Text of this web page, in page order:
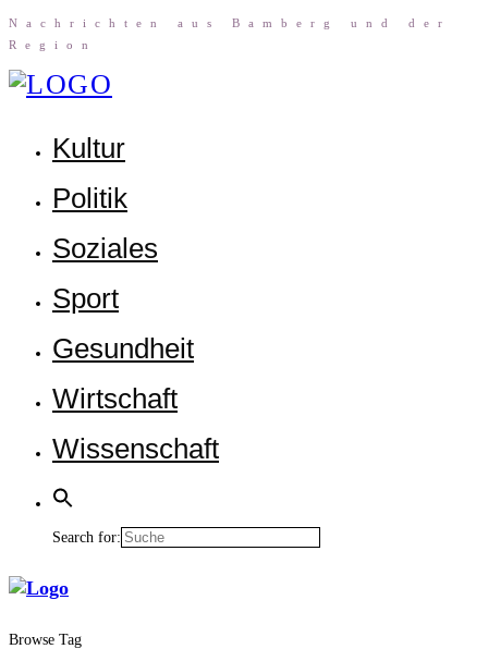
Nach­rich­ten aus Bam­berg und der
Region
Kul­tur
Poli­tik
Sozia­les
Sport
Gesund­heit
Wirt­schaft
Wis­sen­schaft
Search for:
Browse Tag